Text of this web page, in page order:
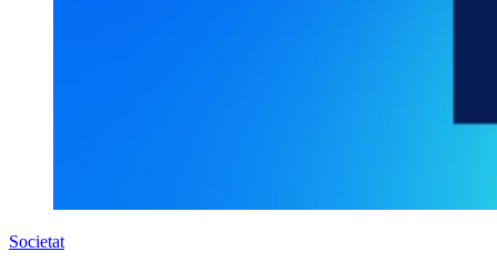
Societat